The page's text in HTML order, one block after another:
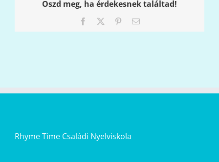
Oszd meg, ha érdekesnek találtad!
Facebook PinterestEmail:
Rhyme Time Családi Nyelviskola